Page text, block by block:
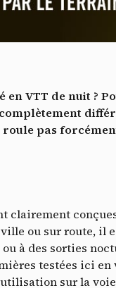
en VTT de nuit ?
pas
clairement
ou sur route, il
ou à des sorties
testées ici
sur la
Les
multimédia